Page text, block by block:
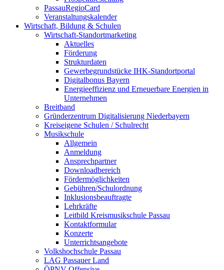
PassauRegioCard
Veranstaltungskalender
Wirtschaft, Bildung & Schulen
Wirtschaft-Standortmarketing
Aktuelles
Förderung
Strukturdaten
Gewerbegrundstücke IHK-Standortportal
Digitalbonus Bayern
Energieeffizienz und Erneuerbare Energien in
Unternehmen
Breitband
Gründerzentrum Digitalisierung Niederbayern
Kreiseigene Schulen / Schulrecht
Musikschule
Allgemein
Anmeldung
Ansprechpartner
Downloadbereich
Fördermöglichkeiten
Gebühren/Schulordnung
Inklusionsbeauftragte
Lehrkräfte
Leitbild Kreismusikschule Passau
Kontaktformular
Konzerte
Unterrichtsangebote
Volkshochschule Passau
LAG Passauer Land